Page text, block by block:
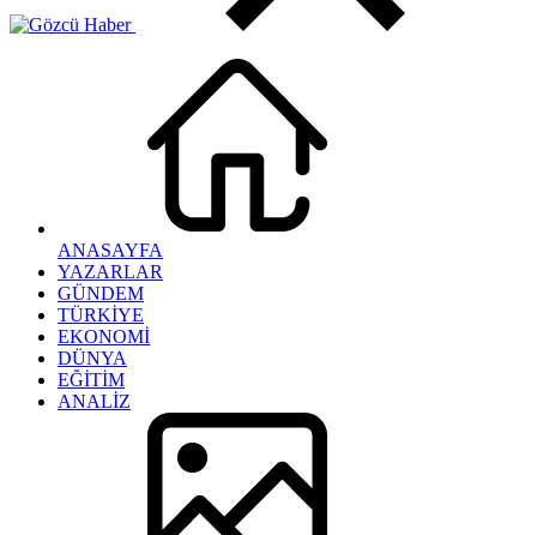
ANASAYFA
YAZARLAR
GÜNDEM
TÜRKİYE
EKONOMİ
DÜNYA
EĞİTİM
ANALİZ